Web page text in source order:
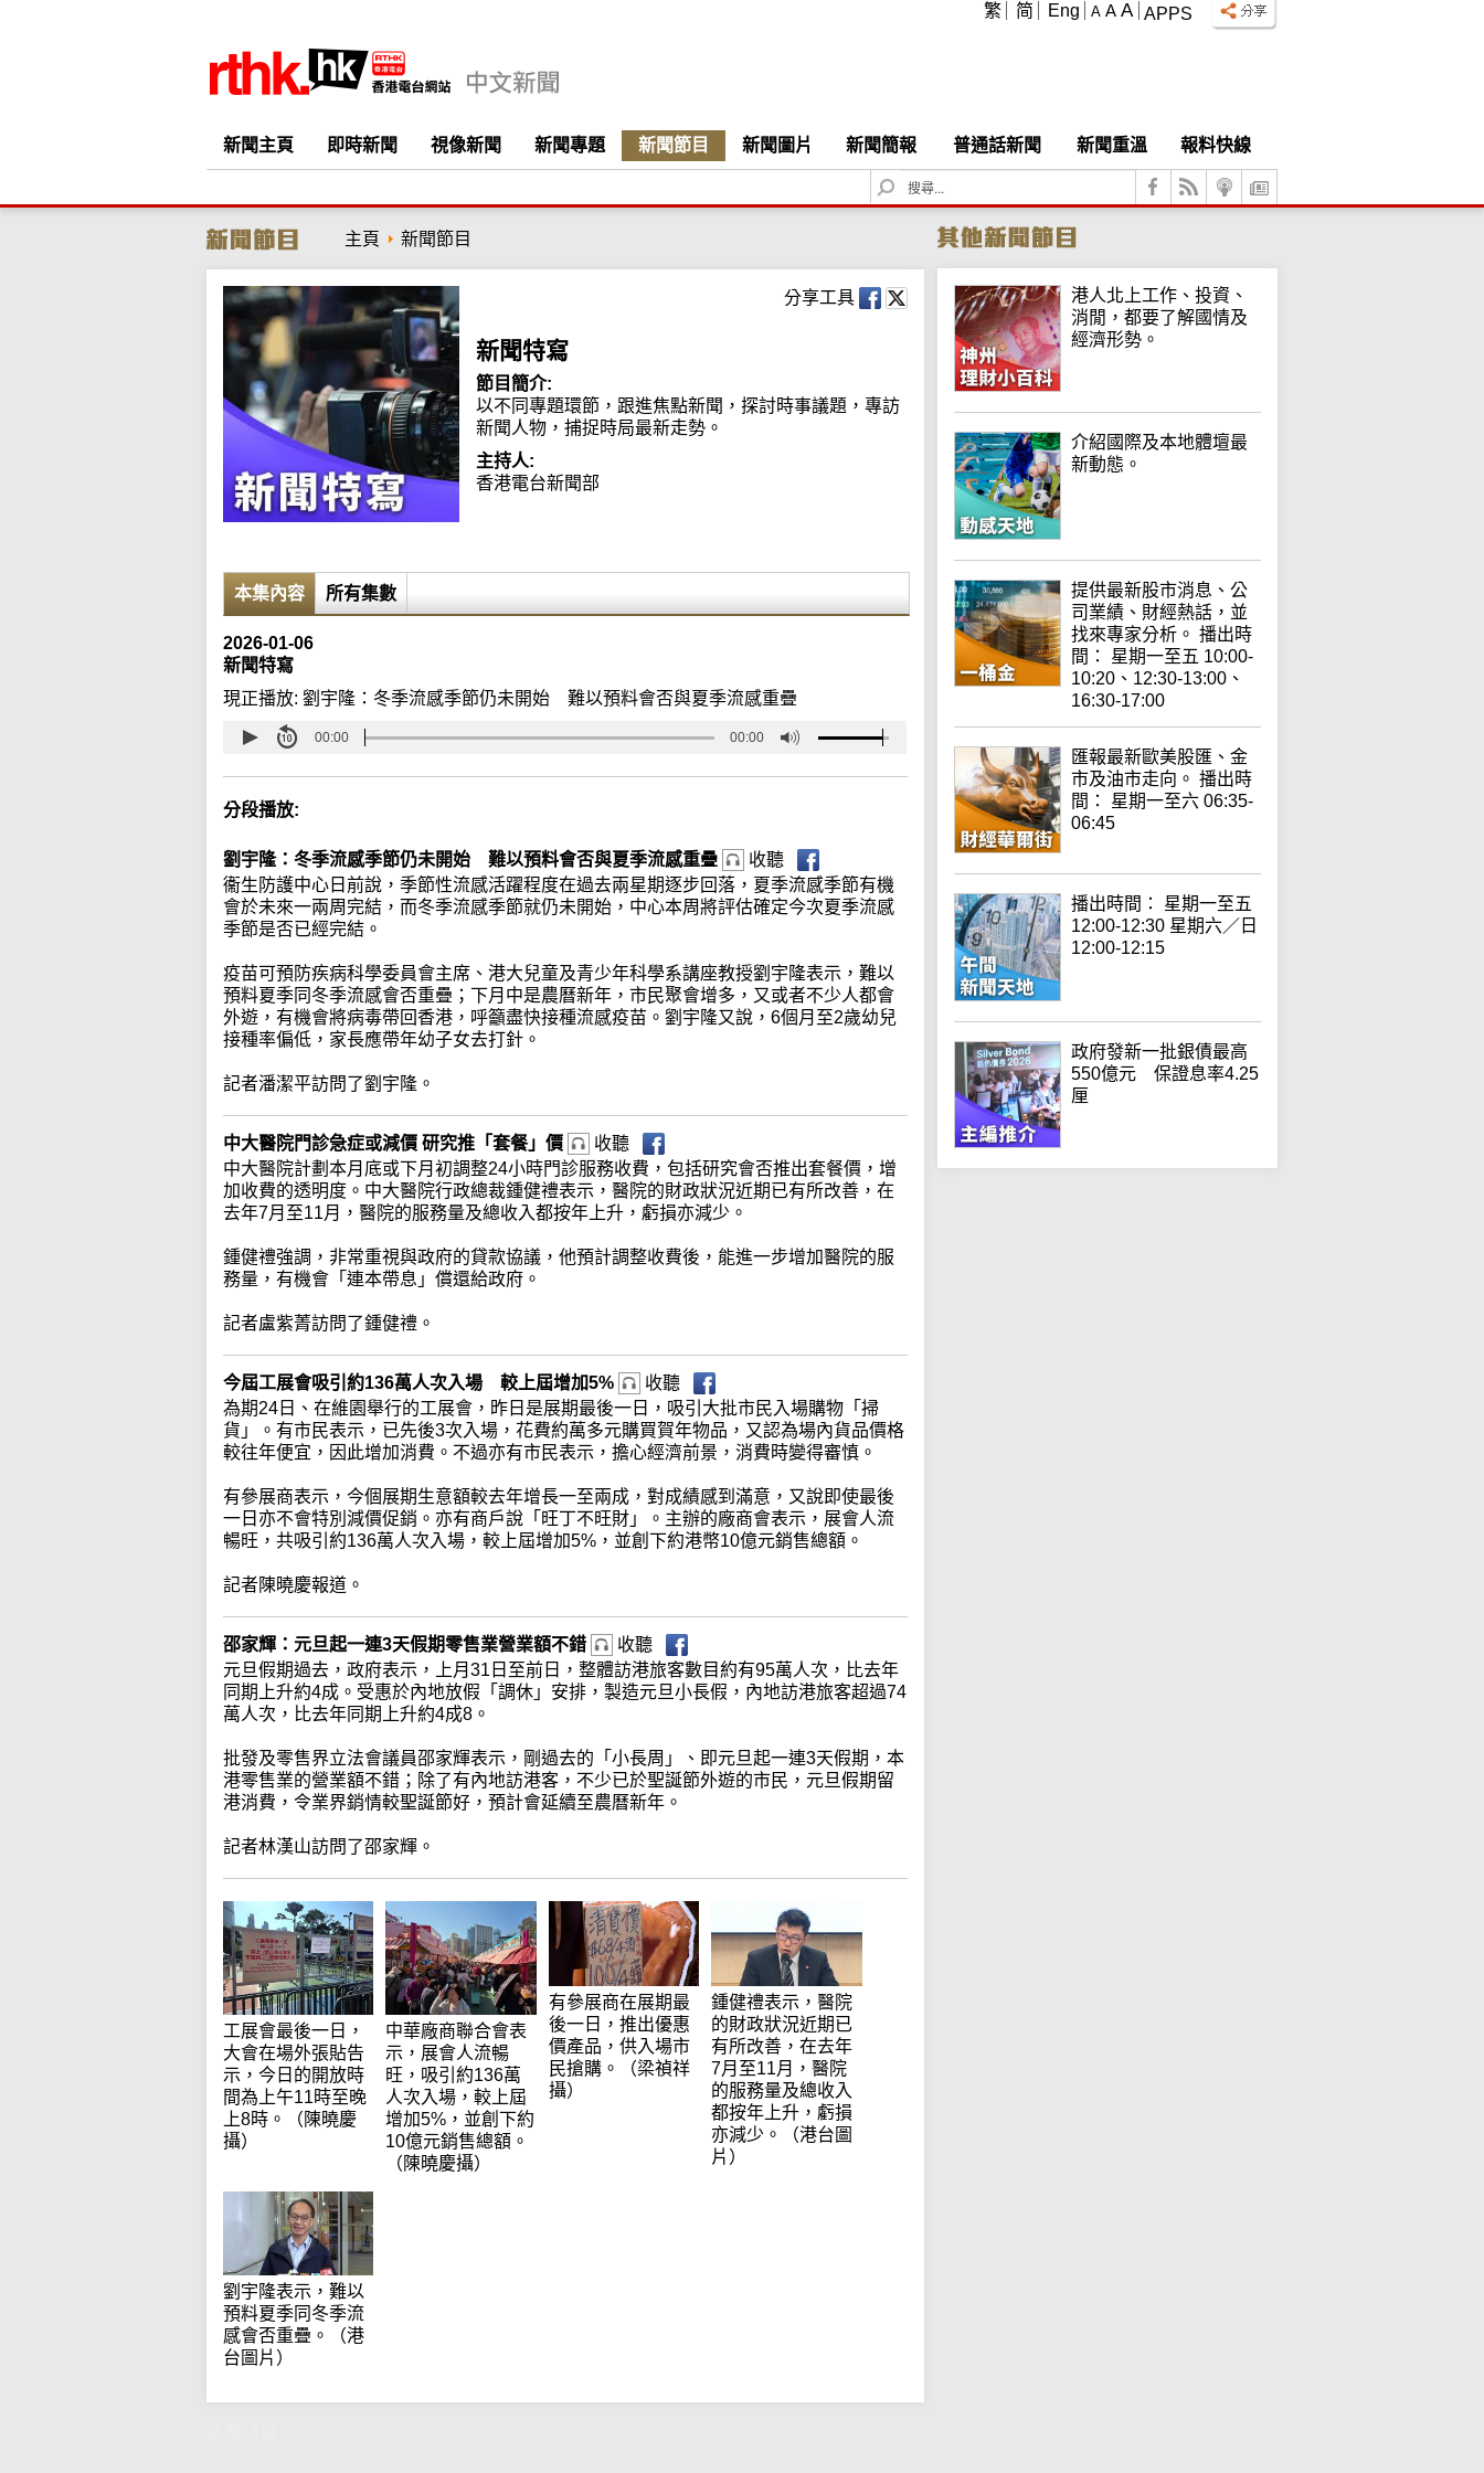
APPS
A A A
繁 简 Eng
新聞主頁 即時新聞 視像新聞 新聞專題 新聞節目 新聞圖片 新聞簡報 普通話新聞 新聞重溫
報料快線
S
e
c
h
主頁 新聞節目
分享工具
新聞特寫
節目簡介:
以不同專題環節，跟進焦點新聞，探討時事議題，專訪
新聞人物，捕捉時局最新走勢。
主持人:
香港電台新聞部
本集內容 所有集數
2026-01-06
新聞特寫
現正播放: 劉宇隆：冬季流感季節仍未開始 難以預料會否與夏季流感重疊
00:00 00:00
分段播放:
劉宇隆：冬季流感季節仍未開始 難以預料會否與夏季流感重疊
收聽
衞生防護中心日前說，季節性流感活躍程度在過去兩星期逐步回落，夏季流感季節有機
會於未來一兩周完結，而冬季流感季節就仍未開始，中心本周將評估確定今次夏季流感
季節是否已經完結。
疫苗可預防疾病科學委員會主席、港大兒童及青少年科學系講座教授劉宇隆表示，難以
預料夏季同冬季流感會否重疊；下月中是農曆新年，市民聚會增多，又或者不少人都會
外遊，有機會將病毒帶回香港，呼籲盡快接種流感疫苗。劉宇隆又說，6個月至2歲幼兒
接種率偏低，家長應帶年幼子女去打針。
記者潘潔平訪問了劉宇隆。
中大醫院門診急症或減價 研究推「套餐」價
收聽
中大醫院計劃本月底或下月初調整24小時門診服務收費，包括研究會否推出套餐價，增
加收費的透明度。中大醫院行政總裁鍾健禮表示，醫院的財政狀況近期已有所改善，在
去年7月至11月，醫院的服務量及總收入都按年上升，虧損亦減少。
鍾健禮強調，非常重視與政府的貸款協議，他預計調整收費後，能進一步增加醫院的服
務量，有機會「連本帶息」償還給政府。
記者盧紫菁訪問了鍾健禮。
今屆工展會吸引約136萬人次入場 較上屆增加5%
收聽
為期24日、在維園舉行的工展會，昨日是展期最後一日，吸引大批市民入場購物「掃
貨」。有市民表示，已先後3次入場，花費約萬多元購買賀年物品，又認為場內貨品價格
較往年便宜，因此增加消費。不過亦有市民表示，擔心經濟前景，消費時變得審慎。
有參展商表示，今個展期生意額較去年增長一至兩成，對成績感到滿意，又說即使最後
一日亦不會特別減價促銷。亦有商戶說「旺丁不旺財」。主辦的廠商會表示，展會人流
暢旺，共吸引約136萬人次入場，較上屆增加5%，並創下約港幣10億元銷售總額。
記者陳曉慶報道。
邵家輝：元旦起一連3天假期零售業營業額不錯
收聽
元旦假期過去，政府表示，上月31日至前日，整體訪港旅客數目約有95萬人次，比去年
同期上升約4成。受惠於內地放假「調休」安排，製造元旦小長假，內地訪港旅客超過74
萬人次，比去年同期上升約4成8。
批發及零售界立法會議員邵家輝表示，剛過去的「小長周」、即元旦起一連3天假期，本
港零售業的營業額不錯；除了有內地訪港客，不少已於聖誕節外遊的市民，元旦假期留
港消費，令業界銷情較聖誕節好，預計會延續至農曆新年。
記者林漢山訪問了邵家輝。
工展會最後一日，
大會在場外張貼告
示，今日的開放時
間為上午11時至晚
上8時。（陳曉慶
攝）
中華廠商聯合會表
示，展會人流暢
旺，吸引約136萬
人次入場，較上屆
增加5%，並創下約
10億元銷售總額。
（陳曉慶攝）
有參展商在展期最
後一日，推出優惠
價產品，供入場市
民搶購。（梁禎祥
攝）
鍾健禮表示，醫院
的財政狀況近期已
有所改善，在去年
7月至11月，醫院
的服務量及總收入
都按年上升，虧損
亦減少。（港台圖
片）
劉宇隆表示，難以
預料夏季同冬季流
感會否重疊。（港
台圖片）
港人北上工作、投資、
消閒，都要了解國情及
經濟形勢。
介紹國際及本地體壇最
新動態。
提供最新股市消息、公
司業績、財經熱話，並
找來專家分析。 播出時
間： 星期一至五 10:00-
10:20、12:30-13:00、
16:30-17:00
匯報最新歐美股匯、金
市及油市走向。 播出時
間： 星期一至六 06:35-
06:45
播出時間： 星期一至五
12:00-12:30 星期六／日
12:00-12:15
政府發新一批銀債最高
550億元 保證息率4.25
厘